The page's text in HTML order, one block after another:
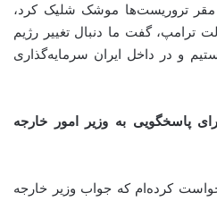
تروریست‌ها موشک شلیک کرد،
ترامپ، گفت ما دنبال تغییر رژیم
و در داخل ایران سرمایه‌گذاری
پاسخگویی به وزیر امور خارجه
کرده‌ام که جواب وزیر خارجه